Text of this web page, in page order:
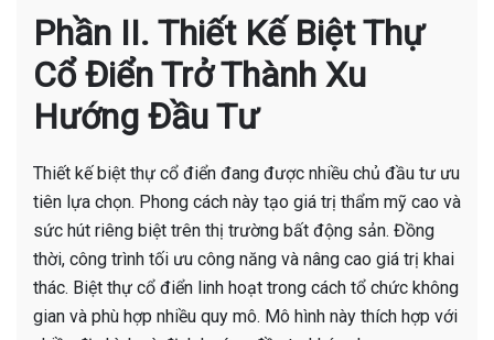
Phần II. Thiết Kế Biệt Thự
Cổ Điển Trở Thành Xu
Hướng Đầu Tư
Thiết kế biệt thự cổ điển đang được nhiều chủ đầu tư ưu
tiên lựa chọn. Phong cách này tạo giá trị thẩm mỹ cao và
sức hút riêng biệt trên thị trường bất động sản. Đồng
thời, công trình tối ưu công năng và nâng cao giá trị khai
thác. Biệt thự cổ điển linh hoạt trong cách tổ chức không
gian và phù hợp nhiều quy mô. Mô hình này thích hợp với